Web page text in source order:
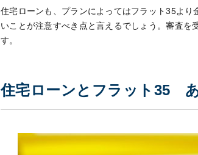
住宅ローンも、プランによってはフラット35よ
いことが注意すべき点と言えるでしょう。審査
す。
住宅ローンとフラット35